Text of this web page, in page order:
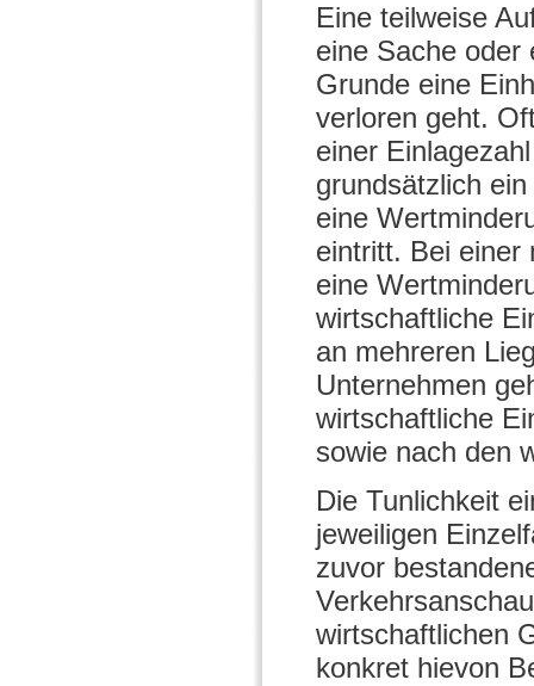
Eine teilweise
eine Sache oder
Grunde eine
verloren geht.
einer
grundsätzlich
eine
eintritt. Bei einer
eine
wirtschaftliche
an mehreren
Unternehmen
wirtschaftliche
sowie nach den
Die Tunlichkeit
jeweiligen
zuvor
wirtschaftlichen
konkret hievon